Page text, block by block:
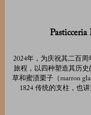
2024年，为庆祝其二百
旅程，以四种塑造其历
草和蜜渍栗子（marron
1824 传统的支柱，也